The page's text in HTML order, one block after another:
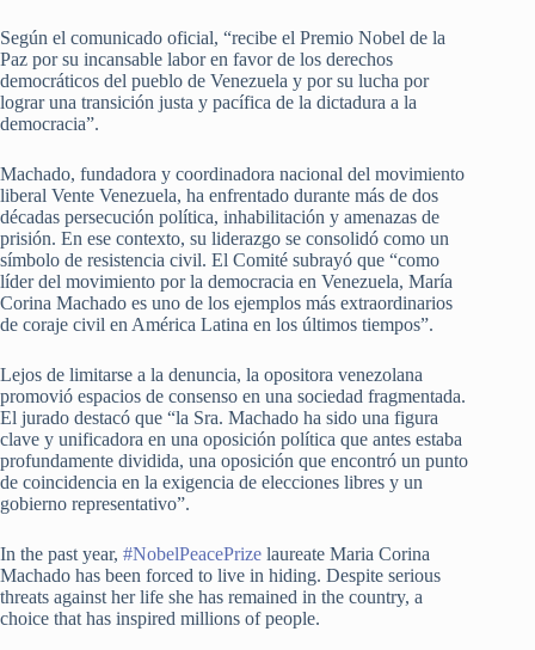
Según el comunicado oficial, “recibe el Premio Nobel de la
Paz por su incansable labor en favor de los derechos
democráticos del pueblo de Venezuela y por su lucha por
lograr una transición justa y pacífica de la dictadura a la
democracia”.
Machado, fundadora y coordinadora nacional del movimiento
liberal Vente Venezuela, ha enfrentado durante más de dos
décadas persecución política, inhabilitación y amenazas de
prisión. En ese contexto, su liderazgo se consolidó como un
símbolo de resistencia civil. El Comité subrayó que “como
líder del movimiento por la democracia en Venezuela, María
Corina Machado es uno de los ejemplos más extraordinarios
de coraje civil en América Latina en los últimos tiempos”.
Lejos de limitarse a la denuncia, la opositora venezolana
promovió espacios de consenso en una sociedad fragmentada.
El jurado destacó que “la Sra. Machado ha sido una figura
clave y unificadora en una oposición política que antes estaba
profundamente dividida, una oposición que encontró un punto
de coincidencia en la exigencia de elecciones libres y un
gobierno representativo”.
In the past year, #NobelPeacePrize laureate Maria Corina
Machado has been forced to live in hiding. Despite serious
threats against her life she has remained in the country, a
choice that has inspired millions of people.